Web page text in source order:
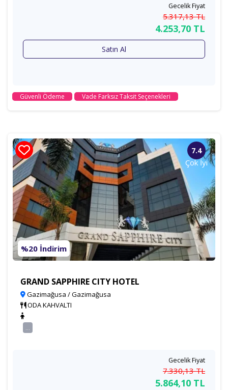
Gecelik Fiyat
5.317,13TL
4.253,70 TL
Satın Al
Güvenli Ödeme Vade Farksız Taksit Seçenekleri
%20 İndirim
7.4
Çok İyi
GRAND SAPPHIRE CITY HOTEL
Gazimağusa / Gazimağusa
ODA KAHVALTI
...
Gecelik Fiyat
7.330,13TL
5.864,10 TL